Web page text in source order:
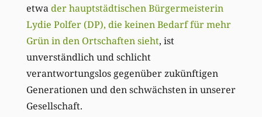
etwader hauptstädtischen Bürgermeisterin
Lydie Polfer (DP), die keinen Bedarf für mehr
Grün in den Ortschaften sieht, ist
unverständlich und schlicht
verantwortungslos gegenüber zukünftigen
Generationen und den schwächsten in unserer
Gesellschaft.